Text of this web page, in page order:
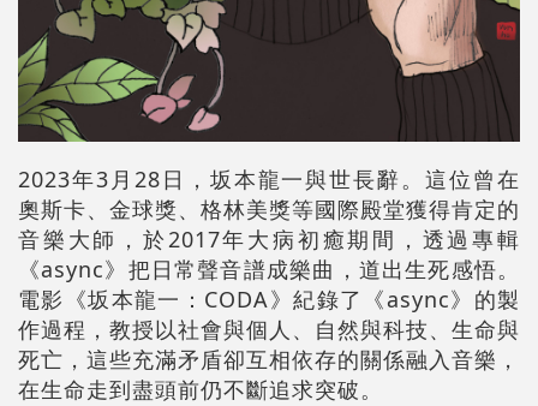
2023年3月28日，坂本龍一與世長辭。這位曾在
奧斯卡、金球獎、格林美獎等國際殿堂獲得肯定的
音樂大師，於2017年大病初癒期間，透過專輯
《async》把日常聲音譜成樂曲，道出生死感悟。
電影《坂本龍一：CODA》紀錄了《async》的製
作過程，教授以社會與個人、自然與科技、生命與
死亡，這些充滿矛盾卻互相依存的關係融入音樂，
在生命走到盡頭前仍不斷追求突破。